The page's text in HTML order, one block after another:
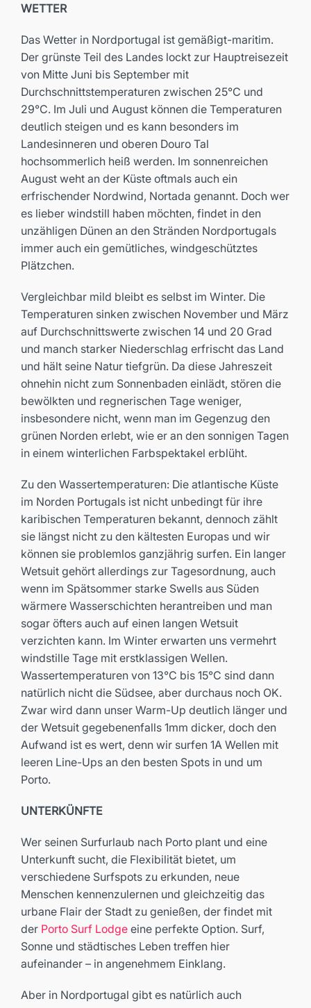
WETTER
Das Wetter in Nordportugal ist gemäßigt-maritim.
Der grünste Teil des Landes lockt zur Hauptreisezeit
von Mitte Juni bis September mit
Durchschnittstemperaturen zwischen 25°C und
29°C. Im Juli und August können die Temperaturen
deutlich steigen und es kann besonders im
Landesinneren und oberen Douro Tal
hochsommerlich heiß werden. Im sonnenreichen
August weht an der Küste oftmals auch ein
erfrischender Nordwind, Nortada genannt. Doch wer
es lieber windstill haben möchten, findet in den
unzähligen Dünen an den Stränden Nordportugals
immer auch ein gemütliches, windgeschütztes
Plätzchen.
Vergleichbar mild bleibt es selbst im Winter. Die
Temperaturen sinken zwischen November und März
auf Durchschnittswerte zwischen 14 und 20 Grad
und manch starker Niederschlag erfrischt das Land
und hält seine Natur tiefgrün. Da diese Jahreszeit
ohnehin nicht zum Sonnenbaden einlädt, stören die
bewölkten und regnerischen Tage weniger,
insbesondere nicht, wenn man im Gegenzug den
grünen Norden erlebt, wie er an den sonnigen Tagen
in einem winterlichen Farbspektakel erblüht.
Zu den Wassertemperaturen: Die atlantische Küste
im Norden Portugals ist nicht unbedingt für ihre
karibischen Temperaturen bekannt, dennoch zählt
sie längst nicht zu den kältesten Europas und wir
können sie problemlos ganzjährig surfen. Ein langer
Wetsuit gehört allerdings zur Tagesordnung, auch
wenn im Spätsommer starke Swells aus Süden
wärmere Wasserschichten herantreiben und man
sogar öfters auch auf einen langen Wetsuit
verzichten kann. Im Winter erwarten uns vermehrt
windstille Tage mit erstklassigen Wellen.
Wassertemperaturen von 13°C bis 15°C sind dann
natürlich nicht die Südsee, aber durchaus noch OK.
Zwar wird dann unser Warm-Up deutlich länger und
der Wetsuit gegebenenfalls 1mm dicker, doch den
Aufwand ist es wert, denn wir surfen 1A Wellen mit
leeren Line-Ups an den besten Spots in und um
Porto.
UNTERKÜNFTE
Wer seinen Surfurlaub nach Porto plant und eine
Unterkunft sucht, die Flexibilität bietet, um
verschiedene Surfspots zu erkunden, neue
Menschen kennenzulernen und gleichzeitig das
urbane Flair der Stadt zu genießen, der findet mit
der Porto Surf Lodge eine perfekte Option. Surf,
Sonne und städtisches Leben treffen hier
aufeinander – in angenehmem Einklang.
Aber in Nordportugal gibt es natürlich auch